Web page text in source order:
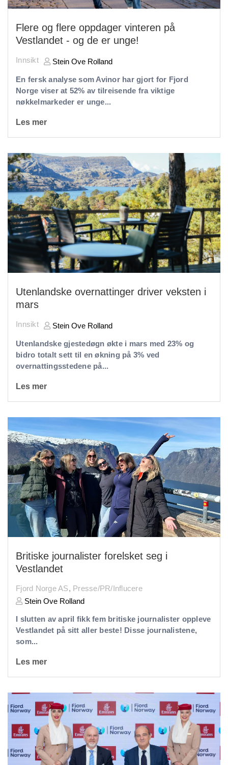
Flere og flere oppdager vinteren på
Vestlandet - og de er unge!
Innsikt Stein Ove Rolland
En fersk analyse som Avinor har gjort for Fjord
Norge viser at 52% av tilreisende fra viktige
nøkkelmarkeder er unge...
Les mer
Utenlandske overnattinger driver veksten i
mars
Innsikt Stein Ove Rolland
Utenlandske gjestedøgn økte i mars med 23% og
bidro totalt sett til en økning på 3% ved
overnattingsstedene på...
Les mer
Britiske journalister forelsket seg i
Vestlandet
Fjord Norge AS, Presse/PR/Influcere
Stein Ove Rolland
I slutten av april fikk fem britiske journalister oppleve
Vestlandet på sitt aller beste! Disse journalistene,
som...
Les mer